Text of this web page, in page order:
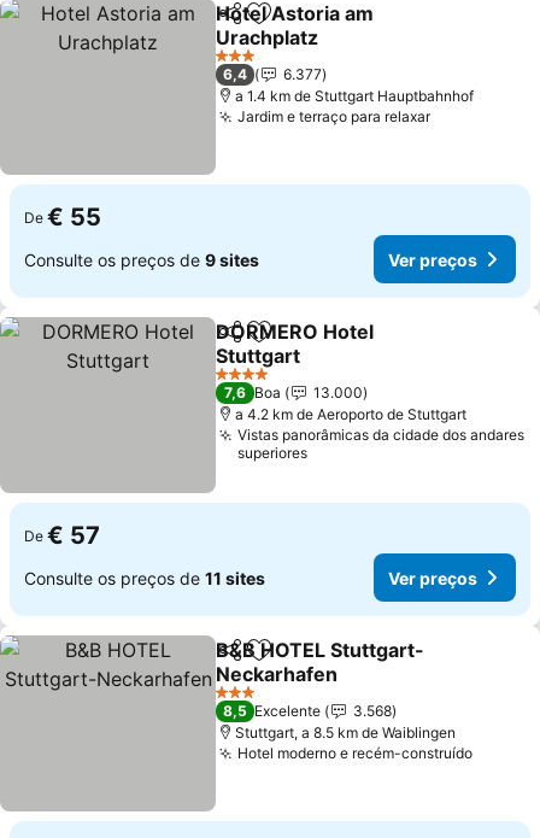
PartilharAdicionar aos favoritos
Hotel Astoria am
Urachplatz
3 Estrelas
6,4
6.377
a 1.4 km de Stuttgart Hauptbahnhof
Jardim e terraço para relaxar
De € 55
Consulte os preços de 9 sites Ver preços
PartilharAdicionar aos favoritos
DORMERO Hotel
Stuttgart
4 Estrelas
7,6 Boa
13.000
a 4.2 km de Aeroporto de Stuttgart
Vistas panorâmicas da cidade dos andares
superiores
De € 57
Consulte os preços de 11 sites Ver preços
PartilharAdicionar aos favoritos
B&B HOTEL Stuttgart-
Neckarhafen
3 Estrelas
8,5 Excelente
3.568
Stuttgart, a 8.5 km de Waiblingen
Hotel moderno e recém-construído